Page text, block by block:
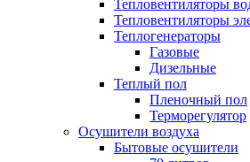
Тепловентиляторы
Тепловентиляторы
Теплогенераторы
Газовые
Дизельные
Теплый пол
Пленочный пол
Терморегулятор
Осушители воздуха
Бытовые осушители